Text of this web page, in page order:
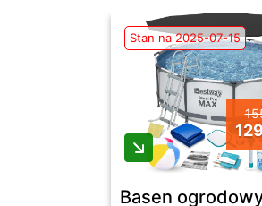
Stan na 2025-07-15
Basen